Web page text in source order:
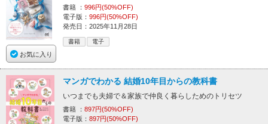
お気に入り
書籍 ： 996円(50%OFF)
電子版： 996円(50%OFF)
発売日：2025年11月28日
書籍 電子
マンガでわかる 結婚10年目からの教科書
いつまでも夫婦で＆家族で仲良く暮らしためのトリセツ
書籍 ： 897円(50%OFF)
電子版： 897円(50%OFF)